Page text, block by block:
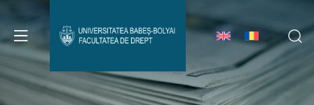
Avizier Studenți
Studii